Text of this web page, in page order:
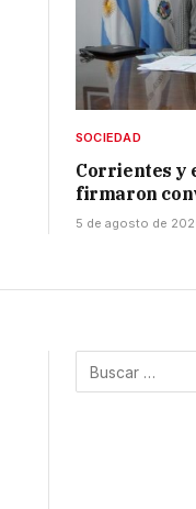
SOCIEDAD
Corrientes y
firmaron
5 de agosto de